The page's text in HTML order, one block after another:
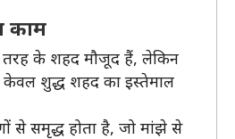
काम
के शहद मौजूद हैं, लेकिन
शुद्ध शहद का इस्तेमाल
से समृद्ध होता है, जो मांझे से